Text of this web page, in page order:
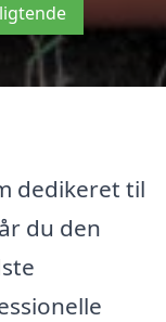
dedikeret til
du den